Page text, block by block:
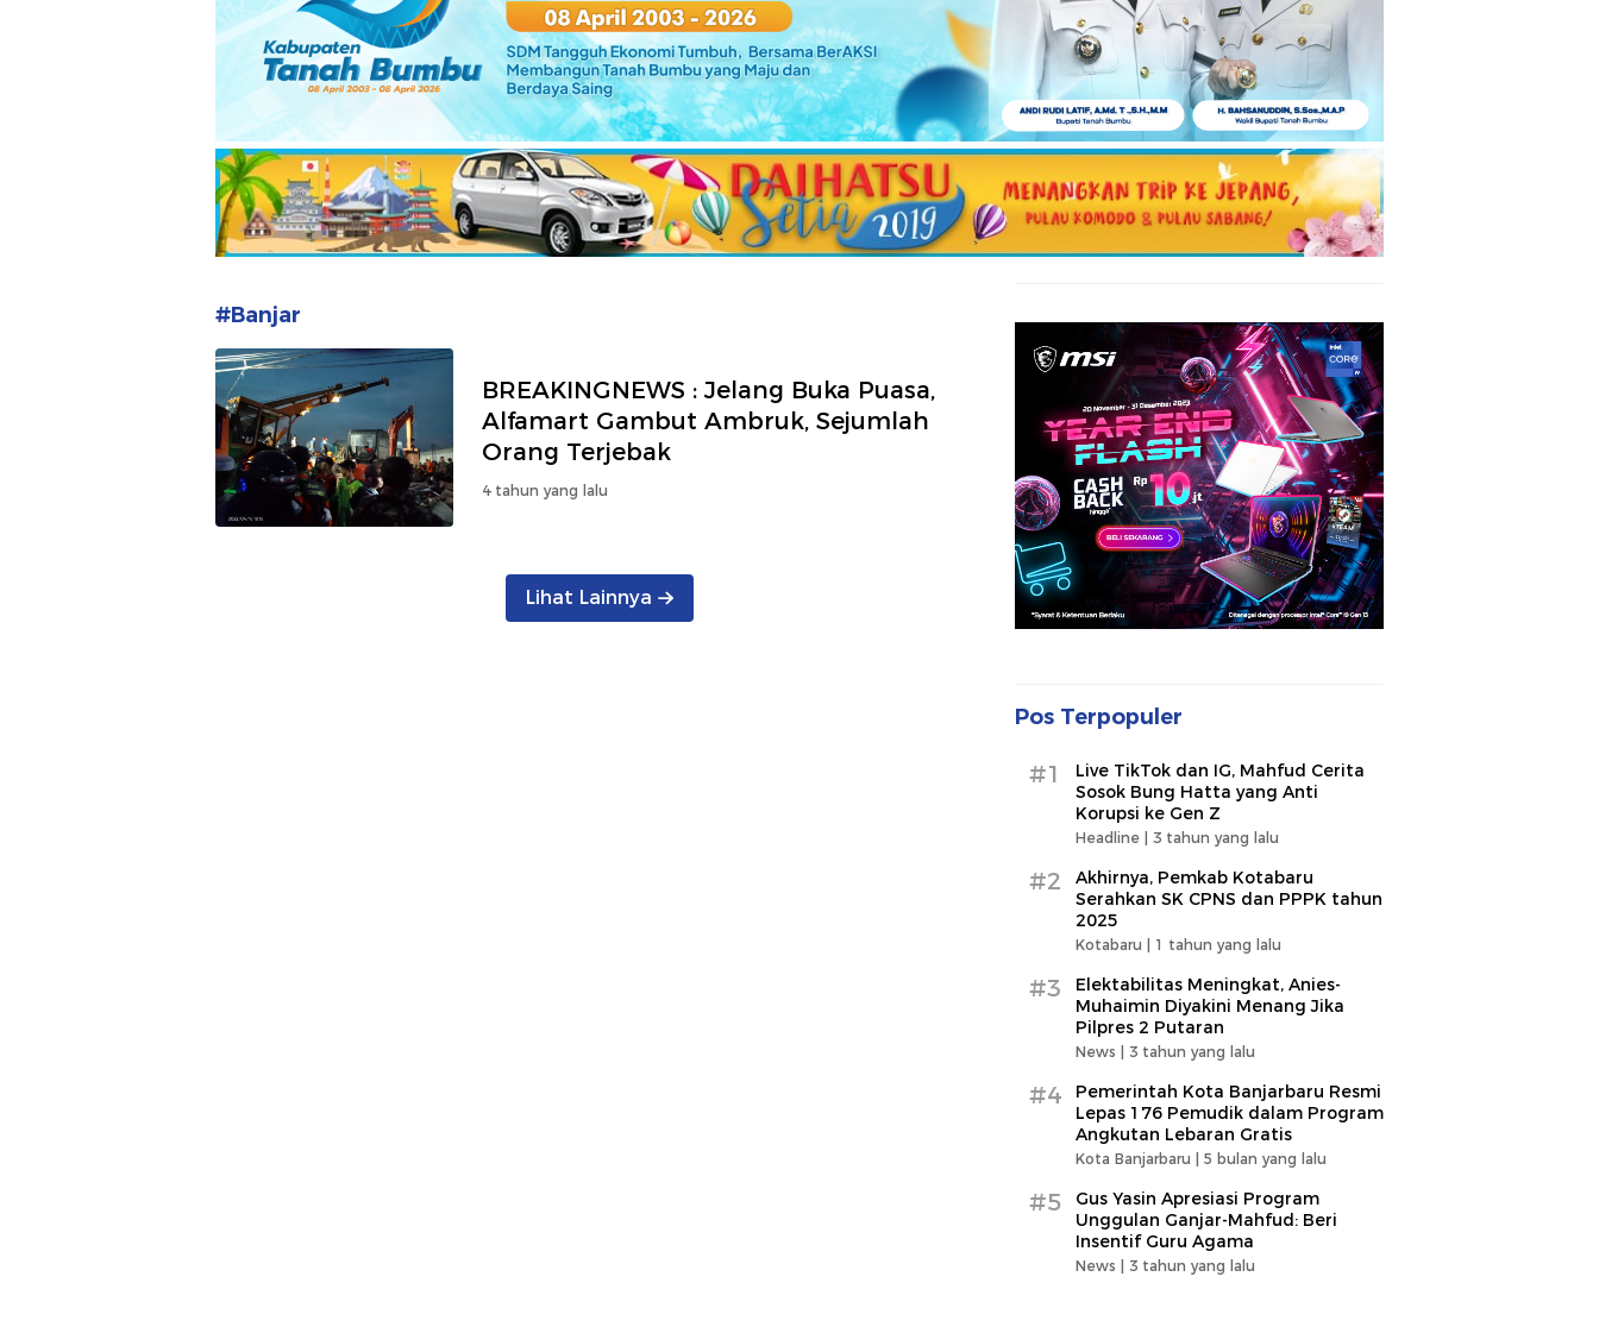
#Banjar
BREAKINGNEWS : Jelang Buka Puasa,
Alfamart Gambut Ambruk, Sejumlah
Orang Terjebak
4 tahun yang lalu
Lihat Lainnya
Pos Terpopuler
#1
Live TikTok dan IG, Mahfud Cerita
Sosok Bung Hatta yang Anti
Korupsi ke Gen Z
Headline | 3 tahun yang lalu
#2
Akhirnya, Pemkab Kotabaru
Serahkan SK CPNS dan PPPK tahun
2025
Kotabaru | 1 tahun yang lalu
#3
Elektabilitas Meningkat, Anies-
Muhaimin Diyakini Menang Jika
Pilpres 2 Putaran
News | 3 tahun yang lalu
#4
Pemerintah Kota Banjarbaru Resmi
Lepas 176 Pemudik dalam Program
Angkutan Lebaran Gratis
Kota Banjarbaru | 5 bulan yang lalu
#5
Gus Yasin Apresiasi Program
Unggulan Ganjar-Mahfud: Beri
Insentif Guru Agama
News | 3 tahun yang lalu